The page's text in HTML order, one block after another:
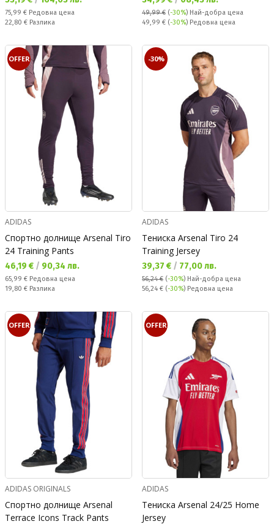
Редовна цена:
75,99 € Редовна цена
Спестявате:
22,80 € Разлика
49,99 € (-30%) Най-добра цена
Редовна цена:
49,99 € (-30%) Редовна цена
OFFER
ADIDAS
Спортно долнище Arsenal Tiro
24 Training Pants
Текуща цена:
46,19 € / 90,34 лв.
Редовна цена:
65,99 € Редовна цена
Спестявате:
19,80 € Разлика
-30%
ADIDAS
Тениска Arsenal Tiro 24
Training Jersey
Текуща цена:
39,37 € / 77,00 лв.
56,24 € (-30%) Най-добра цена
Редовна цена:
56,24 € (-30%) Редовна цена
OFFER
ADIDAS ORIGINALS
Спортно долнище Arsenal
Terrace Icons Track Pants
OFFER
ADIDAS
Тениска Arsenal 24/25 Home
Jersey